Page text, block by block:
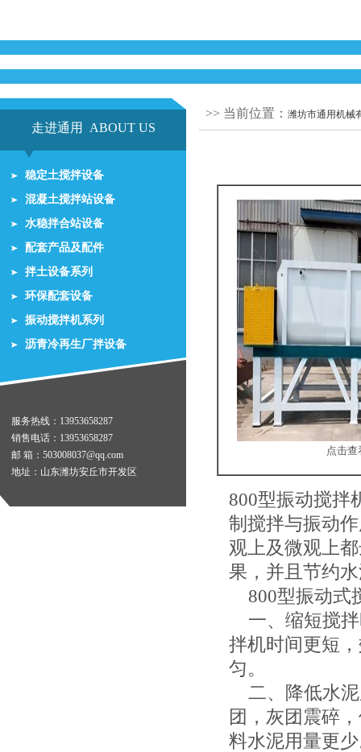
走进通用 ABOUT US
稳定土搅拌设备
混凝土搅拌站设备
水稳拌合站设备
配套产品及配件
拌土设备系列
环保配套设备
振动搅拌机系列
沥青冷再生厂拌设备
服务热线：13953658287
销售电话：13953658287
邮 箱：503008037@qq.com
地址：山东潍坊安丘市开发区
>> 当前位置： 潍坊市通用机械
点击查
800型振动搅拌
制搅拌与振动
观上及微观上
果，并且节约
800型振动式
一、缩短搅拌
拌机时间更短
匀。
二、降低水泥
团，灰团震碎
料水泥用量更